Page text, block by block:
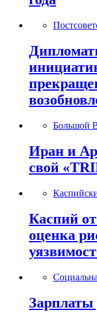
Большой
Иран и
свой
Каспий
оценка
Зарплаты